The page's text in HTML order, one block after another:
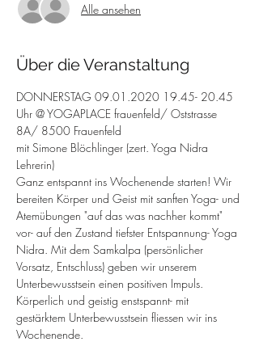
Alle ansehen
Über die Veranstaltung
DONNERSTAG 09.01.2020 19.45- 20.45
Uhr @ YOGAPLACE frauenfeld/ Oststrasse
8A/ 8500 Frauenfeld
mit Simone Blöchlinger (zert. Yoga Nidra
Lehrerin)
Ganz entspannt ins Wochenende starten! Wir
bereiten Körper und Geist mit sanften Yoga- und
Atemübungen "auf das was nachher kommt"
vor- auf den Zustand tiefster Entspannung- Yoga
Nidra. Mit dem Samkalpa (persönlicher
Vorsatz, Entschluss) geben wir unserem
Unterbewusstsein einen positiven Impuls.
Körperlich und geistig enstspannt- mit
gestärktem Unterbewusstsein fliessen wir ins
Wochenende.